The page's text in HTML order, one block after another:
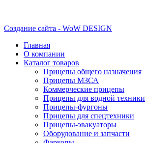
Создание сайта - WoW DESIGN
Главная
О компании
Каталог товаров
Прицепы общего назначения
Прицепы МЗСА
Коммерческие прицепы
Прицепы для водной техники
Прицепы-фургоны
Прицепы для спецтехники
Прицепы-эвакуаторы
Оборудование и запчасти